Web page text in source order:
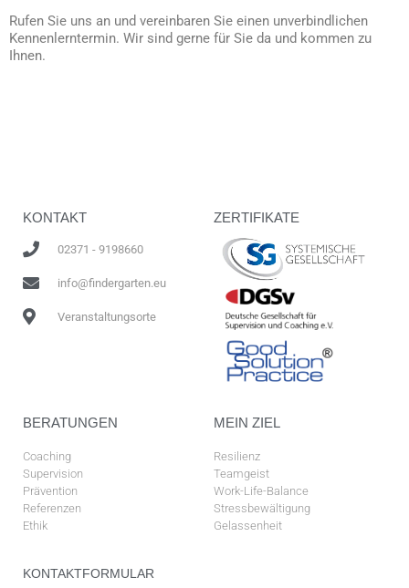
Rufen Sie uns an und vereinbaren Sie einen unverbindlichen
Kennenlerntermin. Wir sind gerne für Sie da und kommen zu
Ihnen.
KONTAKT
02371 - 9198660
info@findergarten.eu
Veranstaltungsorte
ZERTIFIKATE
BERATUNGEN
Coaching
Supervision
Prävention
Referenzen
Ethik
MEIN ZIEL
Resilienz
Teamgeist
Work-Life-Balance
Stressbewältigung
Gelassenheit
KONTAKTFORMULAR